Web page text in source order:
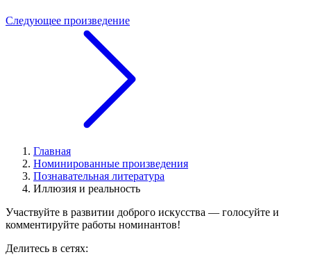
Следующее произведение
Главная
Номинированные произведения
Познавательная литература
Иллюзия и реальность
Участвуйте в развитии доброго искусства — голосуйте и
комментируйте работы номинантов!
Делитесь в сетях: